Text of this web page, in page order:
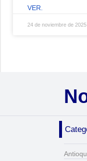
VER.
24 de noviembre de 2025